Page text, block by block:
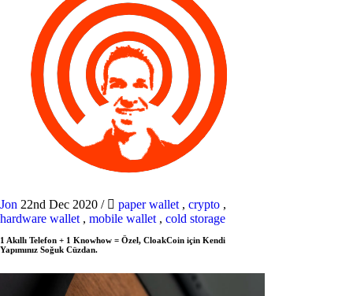
Jon 22nd Dec 2020 / paper wallet , crypto ,
hardware wallet , mobile wallet , cold storage
1 Akıllı Telefon + 1 Knowhow = Özel, CloakCoin için Kendi
Yapımınız Soğuk Cüzdan.